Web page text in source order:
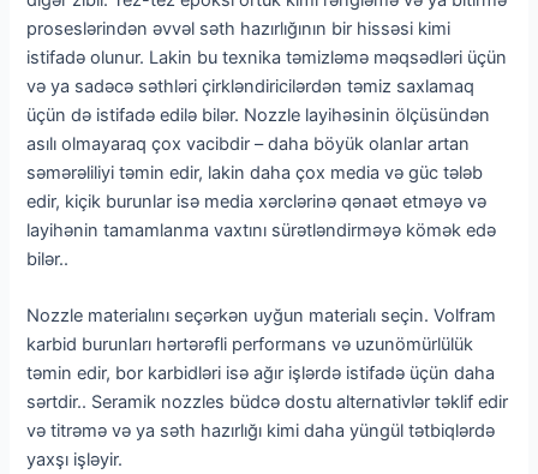
proseslərindən əvvəl səth hazırlığının bir hissəsi kimi
istifadə olunur. Lakin bu texnika təmizləmə məqsədləri üçün
və ya sadəcə səthləri çirkləndiricilərdən təmiz saxlamaq
üçün də istifadə edilə bilər. Nozzle layihəsinin ölçüsündən
asılı olmayaraq çox vacibdir – daha böyük olanlar artan
səmərəliliyi təmin edir, lakin daha çox media və güc tələb
edir, kiçik burunlar isə media xərclərinə qənaət etməyə və
layihənin tamamlanma vaxtını sürətləndirməyə kömək edə
bilər..
Nozzle materialını seçərkən uyğun materialı seçin. Volfram
karbid burunları hərtərəfli performans və uzunömürlülük
təmin edir, bor karbidləri isə ağır işlərdə istifadə üçün daha
sərtdir.. Seramik nozzles büdcə dostu alternativlər təklif edir
və titrəmə və ya səth hazırlığı kimi daha yüngül tətbiqlərdə
yaxşı işləyir.